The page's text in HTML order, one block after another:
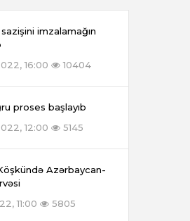
imzalamağın
16:00
10404
proses başlayıb
12:00
5145
Azərbaycan-
11:00
5805